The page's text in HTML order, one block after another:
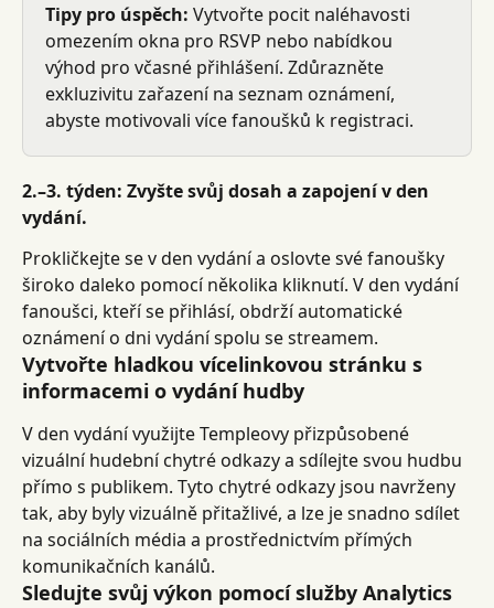
Tipy pro úspěch: Vytvořte pocit naléhavosti
omezením okna pro RSVP nebo nabídkou
výhod pro včasné přihlášení. Zdůrazněte
exkluzivitu zařazení na seznam oznámení,
abyste motivovali více fanoušků k registraci.
2.–3. týden: Zvyšte svůj dosah a zapojení v den
vydání.
Prokličkejte se v den vydání a oslovte své fanoušky
široko daleko pomocí několika kliknutí. V den vydání
fanoušci, kteří se přihlásí, obdrží automatické
oznámení o dni vydání spolu se streamem.
Vytvořte hladkou vícelinkovou stránku s
informacemi o vydání hudby
V den vydání využijte Templeovy přizpůsobené
vizuální hudební chytré odkazy a sdílejte svou hudbu
přímo s publikem. Tyto chytré odkazy jsou navrženy
tak, aby byly vizuálně přitažlivé, a lze je snadno sdílet
na sociálních média a prostřednictvím přímých
komunikačních kanálů.
Sledujte svůj výkon pomocí služby Analytics